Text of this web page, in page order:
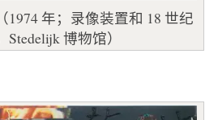
1974 年；录像装置和 18 世纪
博物馆）